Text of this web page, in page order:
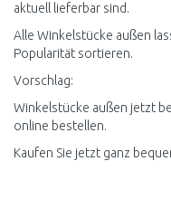
aktuell lieferbar sind.
Alle Winkelstücke außen
Popularität sortieren.
Vorschlag:
Winkelstücke außen jetzt
online bestellen.
Kaufen Sie jetzt ganz